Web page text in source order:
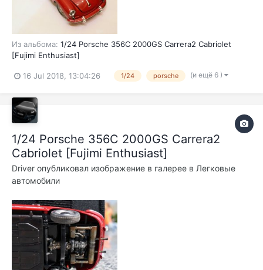
Из альбома: 1/24 Porsche 356C 2000GS Carrera2 Cabriolet
[Fujimi Enthusiast]
16 Jul 2018, 13:04:26 1/24 porsche (и ещё 6 )
1/24 Porsche 356C 2000GS Carrera2
Cabriolet [Fujimi Enthusiast]
Driver опубликовал изображение в галерее в Легковые
автомобили